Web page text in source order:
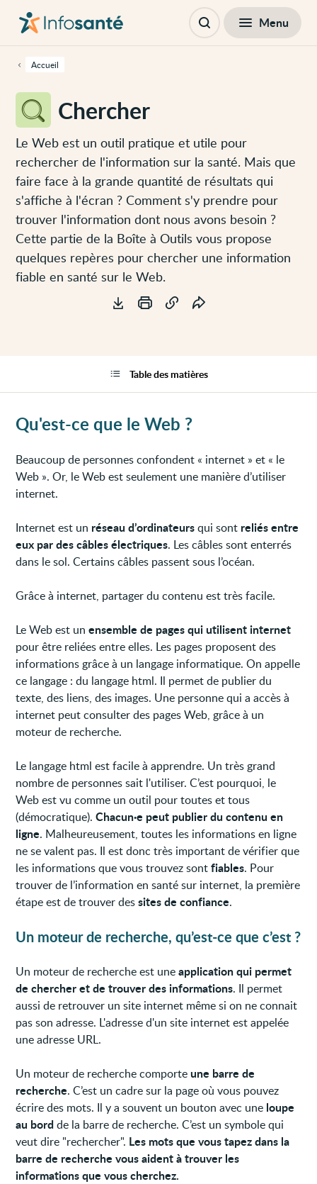
contenu
cette
navigation
principale
Passer
aux
outils
d'accessibilité
Chercher
Le Web est un outil pratique et utile pour
rechercher de l'information sur la santé. Mais que
faire face à la grande quantité de résultats qui
s'affiche à l'écran ? Comment s'y prendre pour
trouver l'information dont nous avons besoin ?
Cette partie de la Boîte à Outils vous propose
quelques repères pour chercher une information
fiable en santé sur le Web.
Accueil
principale
Ouvrir Menu
Qu'est-ce que le Web ?
Beaucoup de personnes confondent « internet » et « le
Web ». Or, le Web est seulement une manière d’utiliser
internet.
Internet est un réseau d’ordinateursqui sont reliés entre
eux par des câbles électriques. Les câbles sont enterrés
dans le sol. Certains câbles passent sous l’océan.
Grâce à internet, partager du contenu est très facile.
Le Web est unensemble de pages qui utilisent internet
pour être reliées entre elles. Les pages proposent des
informations grâce à un langage informatique. On appelle
ce langage : du langage html. Il permet de publier du
texte, des liens, des images. Une personne qui a accès à
internet peut consulter des pages Web, grâce à un
moteur de recherche.
Le langage html est facile à apprendre. Un très grand
nombre de personnes sait l'utiliser. C’est pourquoi, le
Web est vu comme un outil pour toutes et tous
(démocratique).Chacun·e peut publier du contenu en
ligne. Malheureusement, toutes les informations en ligne
ne se valent pas. Il est donc très important de vérifier que
les informations que vous trouvez sontfiables. Pour
trouver de l’information en santé sur internet, la première
étape est de trouver dessites de confiance.
Un moteur de recherche, qu’est-ce que c’est ?
Un moteur de recherche est uneapplication qui permet
de chercher et de trouver des informations. Il permet
aussi de retrouver un site internet même si on ne connait
pas son adresse. L'adresse d'un site internet est appelée
une adresse URL.
Un moteur de recherche comporte une barre de
recherche. C’est un cadre sur la page où vous pouvez
écrire des mots. Il y a souvent un bouton avec une loupe
au bordde la barre de recherche. C’est un symbole qui
veut dire "rechercher". Les mots que vous tapez dans la
barre de recherche vous aident à trouver les
informations que vous cherchez.
Table des matières
Table des matières Fermer